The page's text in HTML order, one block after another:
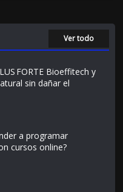
Ver todo
FORTE Bioeffitech y
sin dañar el
a programar
cursos online?